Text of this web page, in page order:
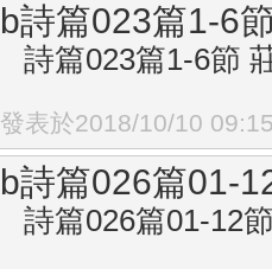
b詩篇023篇1-6
詩篇023篇1-6節
發表於2018/10/10
b詩篇026篇01-
詩篇026篇01-12